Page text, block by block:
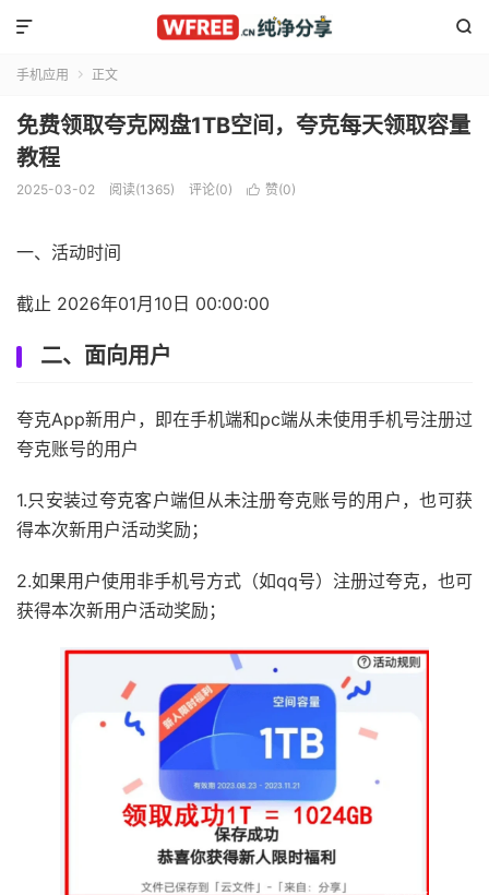


手机应用  正文
免费领取夸克网盘1TB空间，夸克每天领取容量
教程
2025-03-02 阅读(1365) 评论(0)  赞(0)
一、活动时间
截止 2026年01月10日 00:00:00
二、面向用户
夸克App新用户，即在手机端和pc端从未使用手机号注册过
夸克账号的用户
1.只安装过夸克客户端但从未注册夸克账号的用户，也可获
得本次新用户活动奖励；
2.如果用户使用非手机号方式（如qq号）注册过夸克，也可
获得本次新用户活动奖励；